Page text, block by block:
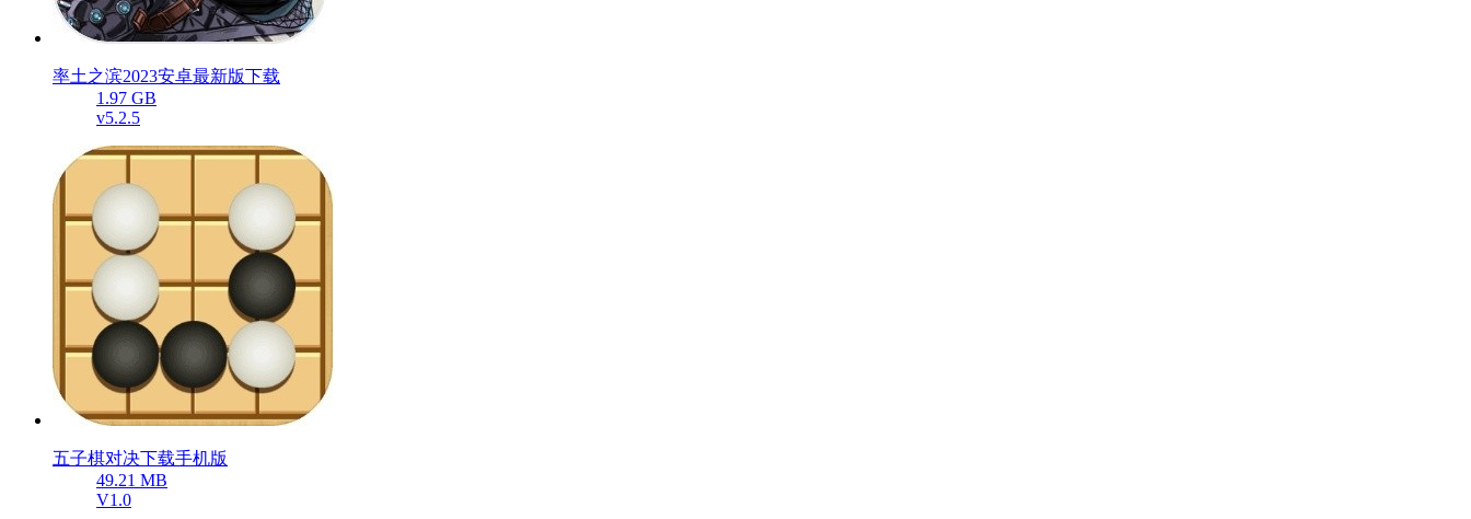
率土之滨2023安卓最新版下载
1.97 GB
v5.2.5
五子棋对决下载手机版
49.21 MB
V1.0